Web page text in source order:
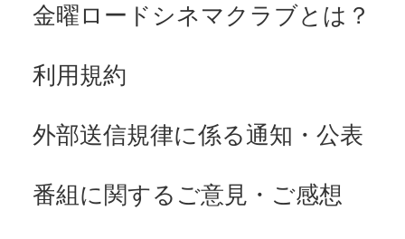
金曜ロードシネマクラブとは？
利用規約
外部送信規律に係る通知・公表
番組に関するご意見・ご感想